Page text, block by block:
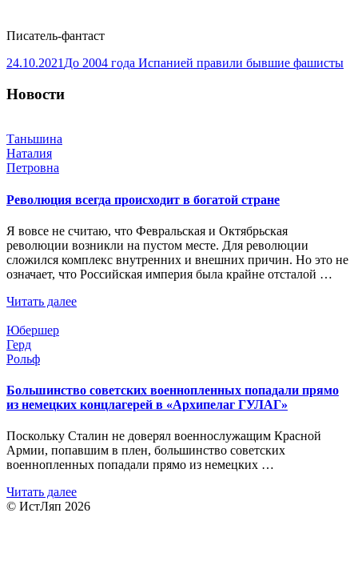
Писатель-фантаст
24.10.2021 До 2004 года Испанией правили бывшие фашисты
Новости
Таньшина
Наталия
Петровна
Революция всегда происходит в богатой стране
Я вовсе не считаю, что Февральская и Октябрьская
революции возникли на пустом месте. Для революции
сложился комплекс внутренних и внешних причин. Но это не
означает, что Российская империя была крайне отсталой …
Читать далее
Юбершер
Герд
Рольф
Большинство советских военнопленных попадали прямо
из немецких концлагерей в «Архипелаг ГУЛАГ»
Поскольку Сталин не доверял военнослужащим Красной
Армии, попавшим в плен, большинство советских
военнопленных попадали прямо из немецких …
Читать далее
© ИстЛяп 2026